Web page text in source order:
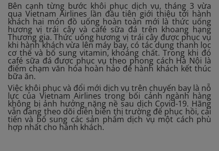
Bên cạnh từng bước khôi phục dịch vụ, tháng 3 vừa
qua Vietnam Airlines lần đầu tiên giới thiệu tới hành
khách hai món đồ uống hoàn toàn mới là thức uống
hương vị trái cây và café sữa đá trên khoang hạng
Thương gia. Thức uống hương vị trái cây được phục vụ
khi hành khách vừa lên máy bay, có tác dụng thanh lọc
cơ thể và bổ sung vitamin, khoáng chất. Trong khi đó
café sữa đá được phục vụ theo phong cách Hà Nội là
điểm chạm văn hóa hoàn hảo để hành khách kết thúc
bữa ăn.
Việc khôi phục và đổi mới dịch vụ trên chuyến bay là nỗ
lực của Vietnam Airlines trong bối cảnh ngành hàng
không bị ảnh hưởng nặng nề sau dịch Covid-19. Hãng
vẫn đang theo dõi diễn biến thị trường để phục hồi, cải
tiến và bổ sung các sản phẩm dịch vụ một cách phù
hợp nhất cho hành khách.